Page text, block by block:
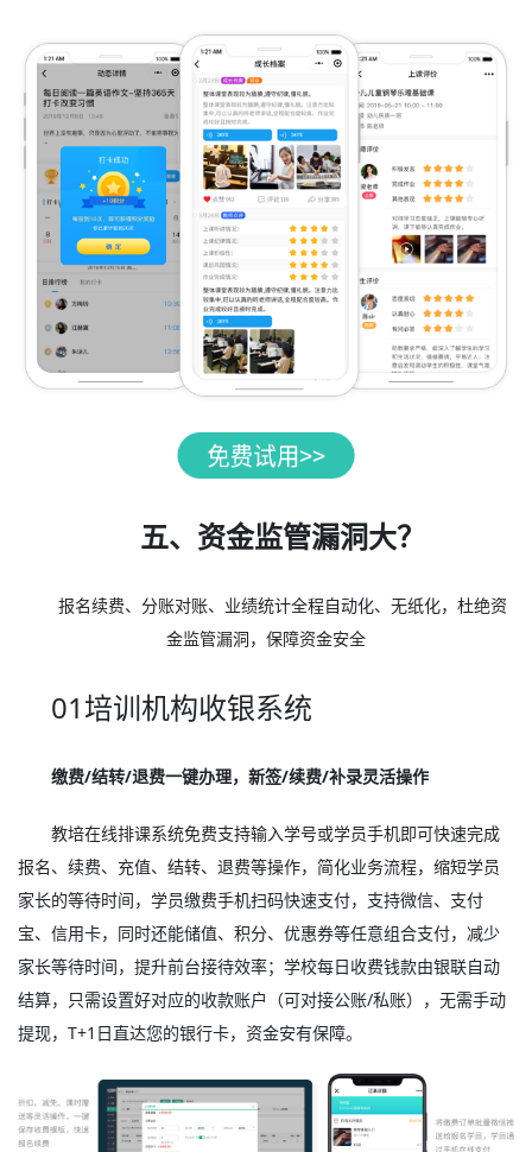
五、资金监管漏洞大？
报名续费、分账对账、业绩统计全程自动化、无纸化，杜绝资
金监管漏洞，保障资金安全
01培训机构收银系统
缴费/结转/退费一键办理，新签/续费/补录灵活操作
教培在线排课系统免费支持输入学号或学员手机即可快速完成
报名、续费、充值、结转、退费等操作，简化业务流程，缩短学员
家长的等待时间，学员缴费手机扫码快速支付，支持微信、支付
宝、信用卡，同时还能储值、积分、优惠券等任意组合支付，减少
家长等待时间，提升前台接待效率；学校每日收费钱款由银联自动
结算，只需设置好对应的收款账户（可对接公账/私账），无需手动
提现，T+1日直达您的银行卡，资金安有保障。